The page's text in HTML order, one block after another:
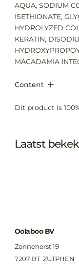
AQUA, SODIUM
ISETHIONATE,
HYDROLYZED
KERATIN,
MACADAMIA
Content
Dit product is
Laatst
Oolaboo BV
Zonnehorst 19
7207 BT ZUTPHEN